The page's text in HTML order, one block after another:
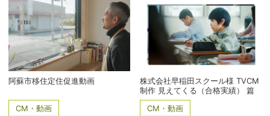
阿蘇市移住定住促進動画
CM・動画
株式会社早稲田スクール様 TVCM
制作 見えてくる（合格実績） 篇
CM・動画